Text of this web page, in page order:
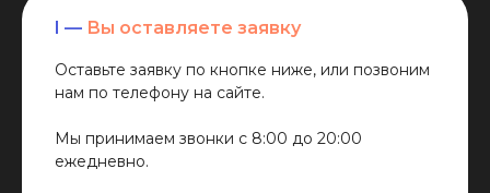
I — Вы оставляете заявку
Оставьте заявку по кнопке ниже, или позвоним
нам по телефону на сайте.
Мы принимаем звонки с 8:00 до 20:00
ежедневно.